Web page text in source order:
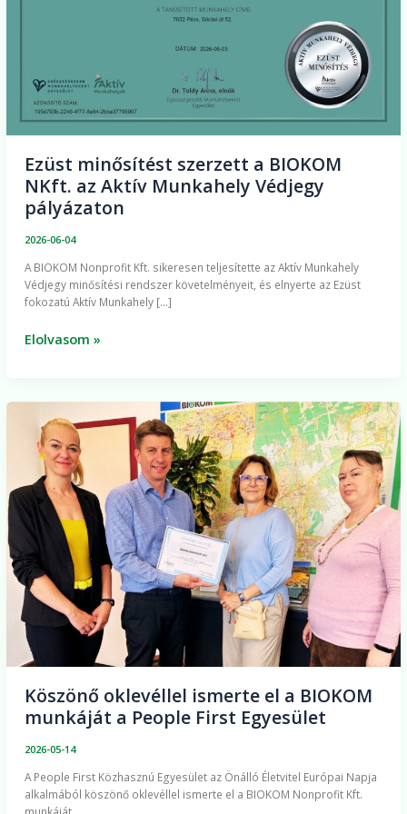
Ezüst minősítést szerzett a BIOKOM
NKft. az Aktív Munkahely Védjegy
pályázaton
2026-06-04
A BIOKOM Nonprofit Kft. sikeresen teljesítette az Aktív Munkahely
Védjegy minősítési rendszer követelményeit, és elnyerte az Ezüst
fokozatú Aktív Munkahely […]
pályázaton
Elolvasom »
Köszönő oklevéllel ismerte el a BIOKOM
munkáját a People First Egyesület
2026-05-14
A People First Közhasznú Egyesület az Önálló Életvitel Európai Napja
alkalmából köszönő oklevéllel ismerte el a BIOKOM Nonprofit Kft.
munkáját.
oklevéllel
ismerte
el
BIOKOM
munkáját
a
People
First
Egyesület